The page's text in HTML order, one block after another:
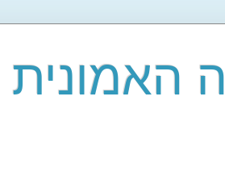
האמונית